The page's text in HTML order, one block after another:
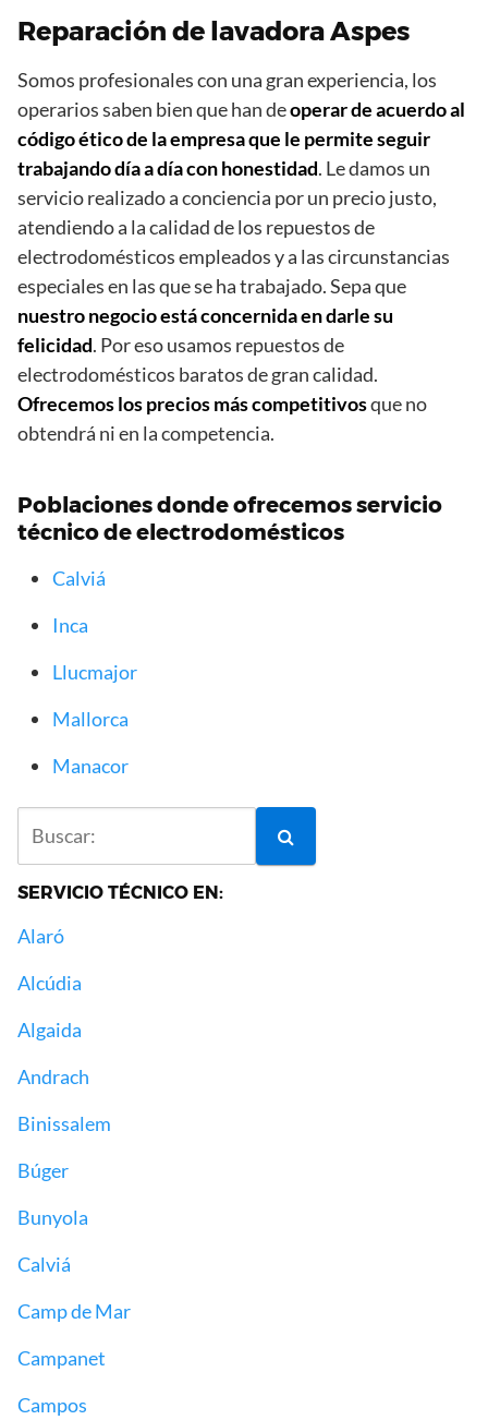
Reparación de lavadora Aspes
Somos profesionales con una gran experiencia, los
operarios saben bien que han deoperar de acuerdo al
código ético de la empresa que le permite seguir
trabajando día a día con honestidad. Le damos un
servicio realizado a conciencia por un precio justo,
atendiendo a la calidad de los repuestos de
electrodomésticos empleados y a las circunstancias
especiales en las que se ha trabajado. Sepa que
nuestro negocio está concernida en darle su
felicidad. Por eso usamos repuestos de
electrodomésticos baratos de gran calidad.
Ofrecemos los precios más competitivosque no
obtendrá ni en la competencia.
Poblaciones donde ofrecemos servicio
técnico de electrodomésticos
Calviá
Inca
Llucmajor
Mallorca
Manacor
SERVICIO TÉCNICO EN:
Alaró
Alcúdia
Algaida
Andrach
Binissalem
Búger
Bunyola
Calviá
Camp de Mar
Campanet
Campos